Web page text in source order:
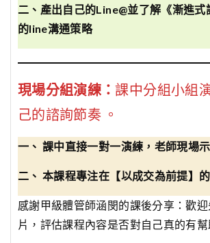
二、產出自己的Line@並了解《漸進
的line溝通策略
現場分組演練：課中分組小組
己的諮詢節奏 。
一、 課中直接一對一演練，老師現場
二、 本課程專注在【以成交為前提】
感謝甲級體管師涵閔的課後分享：歡
片，評估課程內容是否對自己真的有